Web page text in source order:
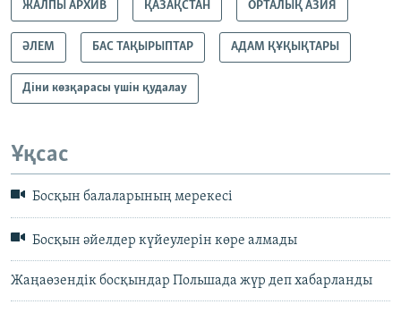
ЖАЛПЫ АРХИВ ҚАЗАҚСТАН ОРТАЛЫҚ АЗИЯ
ӘЛЕМ БАС ТАҚЫРЫПТАР АДАМ ҚҰҚЫҚТАРЫ
Діни көзқарасы үшін қудалау
Ұқсас
Босқын балаларының мерекесі
Босқын әйелдер күйеулерін көре алмады
Жаңаөзендік босқындар Польшада жүр деп хабарланды